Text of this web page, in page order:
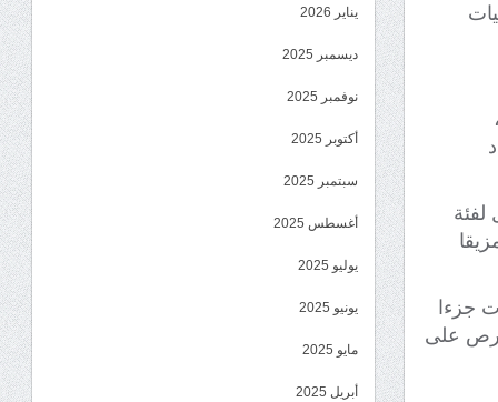
لفئة
جزءا
على
يناير 2026
ديسمبر 2025
نوفمبر 2025
أكتوبر 2025
سبتمبر 2025
أغسطس 2025
يوليو 2025
يونيو 2025
مايو 2025
أبريل 2025